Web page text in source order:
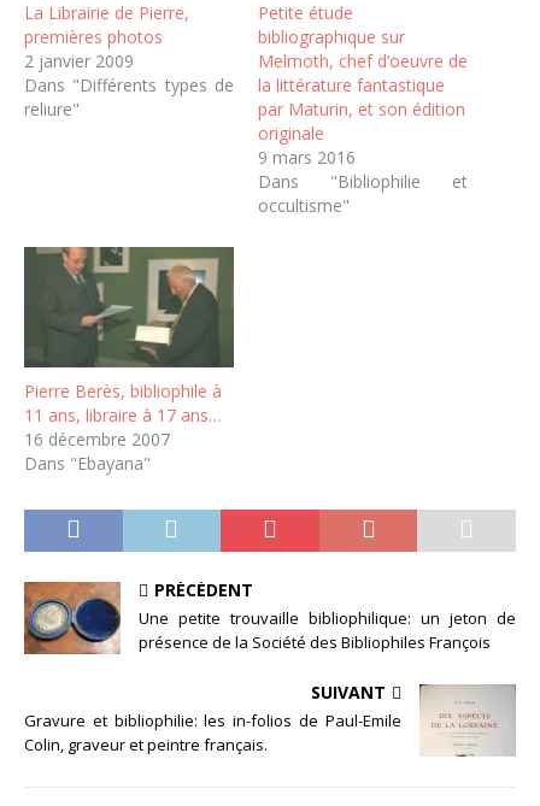
La Librairie de Pierre,
premières photos
2 janvier 2009
Dans "Différents types de
reliure"
Petite étude
bibliographique sur
Melmoth, chef d’oeuvre de
la littérature fantastique
par Maturin, et son édition
originale
9 mars 2016
Dans "Bibliophilie et
occultisme"
Pierre Berès, bibliophile à
11 ans, libraire à 17 ans…
16 décembre 2007
Dans "Ebayana"
PRÉCÉDENT
Une petite trouvaille bibliophilique: un jeton de
présence de la Société des Bibliophiles François
SUIVANT
Gravure et bibliophilie: les in-folios de Paul-Emile
Colin, graveur et peintre français.